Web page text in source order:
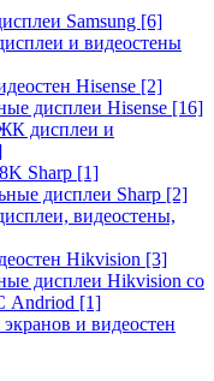
Samsung [6]
и видеостены
Hisense [2]
дисплеи Hisense [16]
дисплеи и
Sharp [1]
дисплеи Sharp [2]
видеостены,
Hikvision [3]
дисплеи Hikvision со
Andriod [1]
и видеостен